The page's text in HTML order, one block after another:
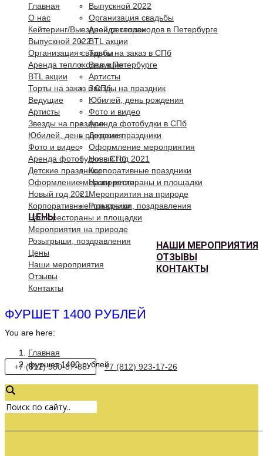
Выпускной 2022
Организация свадьбы
Аренда теплоходов в Петербурге
BTL акции
Торты на заказ в СПб
Ведущие
Артисты
Звезды на праздник
Юбилей, день рождения
Фото и видео
Аренда фотобудки в СПб
Детские праздники
Оформление мероприятия
Новый год 2021
Корпоративные праздники
Наши рестораны и площадки
Мероприятия на природе
Розыгрыши, поздравления
ЦЕНЫ
НАШИ МЕРОПРИЯТИЯ
ОТЗЫВЫ
КОНТАКТЫ
Главная
О нас
Кейтеринг/Выездной ресторан
Выпускной 2022
Организация свадьбы
Аренда теплоходов в Петербурге
BTL акции
Торты на заказ в СПб
Ведущие
Артисты
Звезды на праздник
Юбилей, день рождения
Фото и видео
Аренда фотобудки в СПб
Детские праздники
Оформление мероприятия
Новый год 2021
Корпоративные праздники
Наши рестораны и площадки
Мероприятия на природе
Розыгрыши, поздравления
Цены
Наши мероприятия
Отзывы
Контакты
ФУРШЕТ 1400 РУБЛЕЙ
You are here:
Главная
фуршет 1400 рублей
+7 (812) 980-87-85 +7 (812) 923-17-26